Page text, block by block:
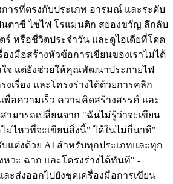
ารที่ตรงกับประเภท อารมณ์ และระดับ
ตาซี ไซไฟ โรแมนติก สยองขวัญ ลึกลับ
หรือชีวิตประจำวัน และดูไอเดียที่โดด
งมือสร้างหัวข้อการเขียนของเราไม่ได้
ใจ แต่ยังช่วยให้คุณพัฒนาประกายไฟ
งเรื่อง และโครงร่างได้ด้วยการคลิก
เพื่อความเร็ว ความคิดสร้างสรรค์ และ
มารถเปลี่ยนจาก "ฉันไม่รู้ว่าจะเขียน
ม่ไหวที่จะเขียนสิ่งนี้" ได้ในไม่กี่นาที"
บแต่งด้วย AI สำหรับทุกประเภทและทุก
หวะ ฉาก และโครงร่างได้ทันที" -
ะส่งออกไปยังชุดเครื่องมือการเขียน